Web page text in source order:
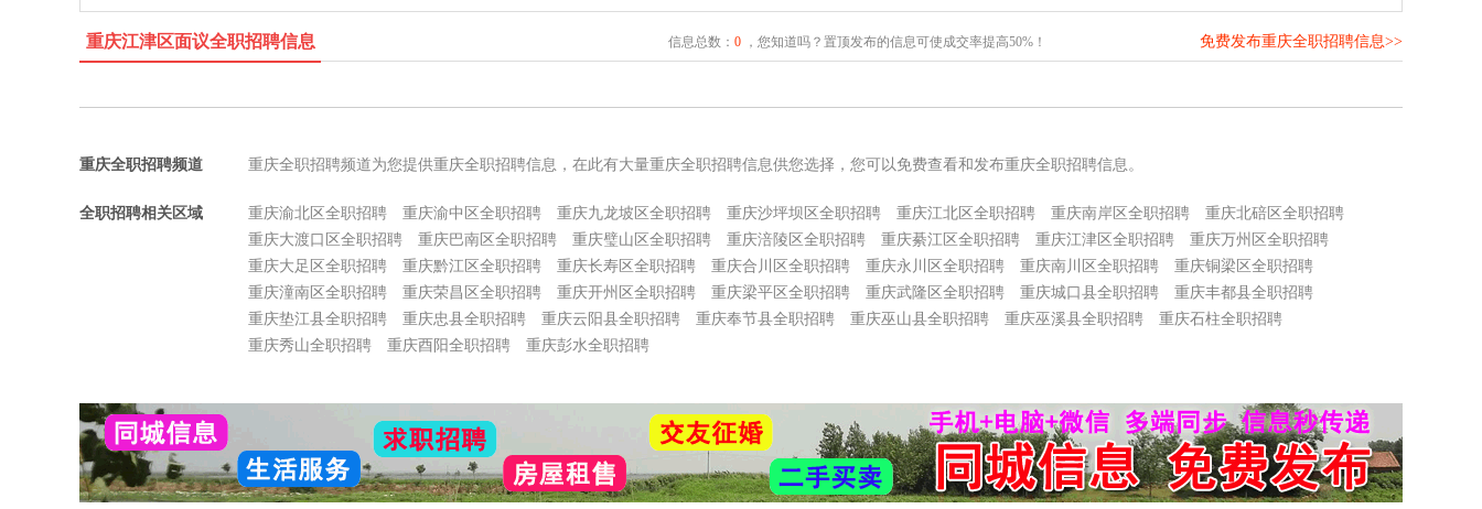
重庆江津区面议全职招聘信息 信息总数： 0，您知道吗？置顶发布的信息可使成交率提高50%！ 免费发布重庆全职招聘信息>>
重庆全职招聘频道 重庆全职招聘频道为您提供重庆全职招聘信息，在此有大量重庆全职招聘信息供您选择，您可以免费查看和发布重庆全职招聘信息。
全职招聘相关区域 重庆渝北区全职招聘 重庆渝中区全职招聘 重庆九龙坡区全职招聘 重庆沙坪坝区全职招聘 重庆江北区全职招聘 重庆南岸区全职招聘
重庆北碚区全职招聘
重庆大渡口区全职招聘
重庆巴南区全职招聘 重庆璧山区全职招聘 重庆涪陵区全职招聘 重庆綦江区全职招聘 重庆江津区全职招聘
重庆万州区全职招聘
重庆大足区全职招聘
重庆黔江区全职招聘 重庆长寿区全职招聘 重庆合川区全职招聘 重庆永川区全职招聘 重庆南川区全职招聘
重庆铜梁区全职招聘
重庆潼南区全职招聘
重庆荣昌区全职招聘 重庆开州区全职招聘 重庆梁平区全职招聘 重庆武隆区全职招聘 重庆城口县全职招聘
重庆丰都县全职招聘
重庆垫江县全职招聘
重庆忠县全职招聘 重庆云阳县全职招聘 重庆奉节县全职招聘 重庆巫山县全职招聘 重庆巫溪县全职招聘
重庆石柱全职招聘
重庆秀山全职招聘
重庆酉阳全职招聘 重庆彭水全职招聘